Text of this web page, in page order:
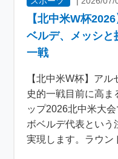
【北中米W杯
ベルデ、メッシと
一戦
【北中米W杯】ア
史的一戦目前に高ま
ップ2026北中米大
ボベルデ代表という
実現します。ラウ